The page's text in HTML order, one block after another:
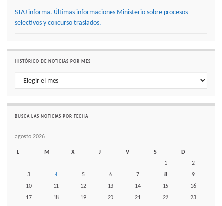
STAJ informa. Últimas informaciones Ministerio sobre procesos
selectivos y concurso traslados.
HISTÓRICO DE NOTICIAS POR MES
Histórico de noticias por mes
BUSCA LAS NOTICIAS POR FECHA
agosto 2026
L M X J V S
D
1
2
3
4 5 6 7 8
9
10
11 12 13 14 15
16
17
18 19 20 21 22
23